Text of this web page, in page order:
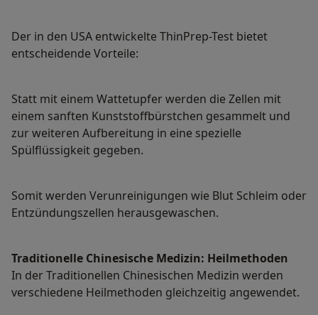
Der in den USA entwickelte ThinPrep-Test bietet
entscheidende Vorteile:
Statt mit einem Wattetupfer werden die Zellen mit
einem sanften Kunststoffbürstchen gesammelt und
zur weiteren Aufbereitung in eine spezielle
Spülflüssigkeit gegeben.
Somit werden Verunreinigungen wie Blut Schleim oder
Entzündungszellen herausgewaschen.
Traditionelle Chinesische Medizin: Heilmethoden
In der Traditionellen Chinesischen Medizin werden
verschiedene Heilmethoden gleichzeitig angewendet.